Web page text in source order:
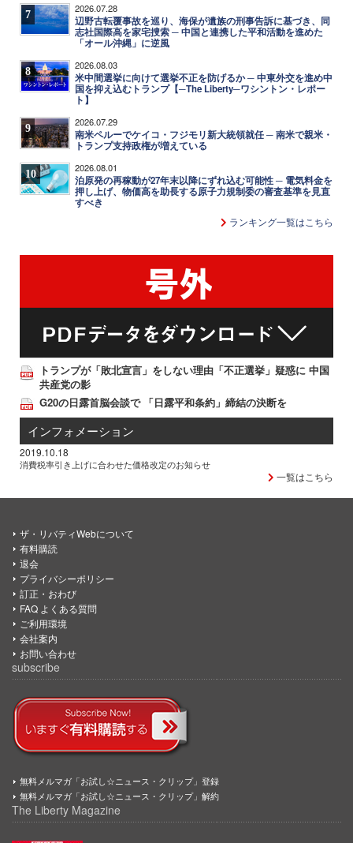
7 2026.07.28
辺野古転覆事故を巡り、海保が遺族の刑事告訴に基づき、同
志社国際高を家宅捜索 ─ 中国と連携した平和活動を進めた
「オール沖縄」に逆風
8 2026.08.03
米中間選挙に向けて選挙不正を防げるか ─ 中東外交を進め中
国を抑え込むトランプ【─The Liberty─ワシントン・レポー
ト】
9 2026.07.29
南米ペルーでケイコ・フジモリ新大統領就任 ─ 南米で親米・
トランプ支持政権が増えている
10 2026.08.01
泊原発の再稼動が27年末以降にずれ込む可能性 ─ 電気料金を
押し上げ、物価高を助長する原子力規制委の審査基準を見直
すべき
ランキング一覧はこちら
トランプが「敗北宣言」をしない理由「不正選挙」疑惑に 中国
共産党の影
G20の日露首脳会談で 「日露平和条約」締結の決断を
インフォメーション
2019.10.18
消費税率引き上げに合わせた価格改定のお知らせ
一覧はこちら
ザ・リバティWebについて
有料購読
退会
プライバシーポリシー
訂正・おわび
FAQ よくある質問
ご利用環境
会社案内
お問い合わせ
subscribe
無料メルマガ「お試し☆ニュース・クリップ」登録
無料メルマガ「お試し☆ニュース・クリップ」解約
The Liberty Magazine